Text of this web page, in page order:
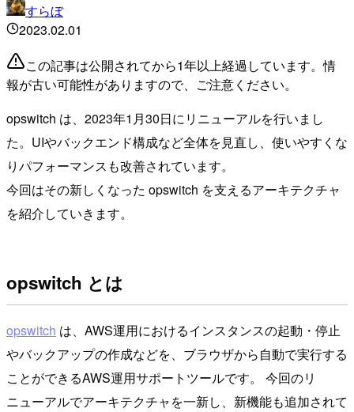
すらぼ
2023.02.01
この記事は公開されてから1年以上経過しています。情
報が古い可能性がありますので、ご注意ください。
opswitch は、2023年1月30日にリニューアルを行いまし
た。UIやバックエンド構成など全体を見直し、使いやすくな
りパフォーマンスも改善されています。
今回はその新しくなった opswitch を支えるアーキテクチャ
を紹介していきます。
opswitch とは
opswitch は、AWS運用におけるインスタンスの起動・停止
やバックアップの作成などを、ブラウザから自動で実行する
ことができるAWS運用サポートツールです。 今回のリ
ニューアルでアーキテクチャを一新し、新機能も追加されて